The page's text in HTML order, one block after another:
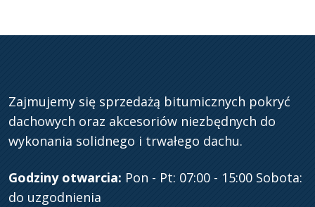
Zajmujemy się sprzedażą bitumicznych pokryć
dachowych oraz akcesoriów niezbędnych do
wykonania solidnego i trwałego dachu.
Godziny otwarcia: Pon - Pt: 07:00 - 15:00 Sobota:
do uzgodnienia